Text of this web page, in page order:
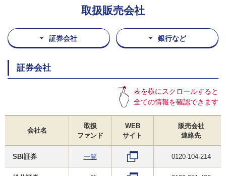
取扱販売会社
証券会社 銀行など
証券会社
表を横にスクロールすると
全ての情報を確認できます
会社名
取扱
ファンド
WEB
サイト
販売会社
連絡先
SBI証券 一覧 0120-104-214